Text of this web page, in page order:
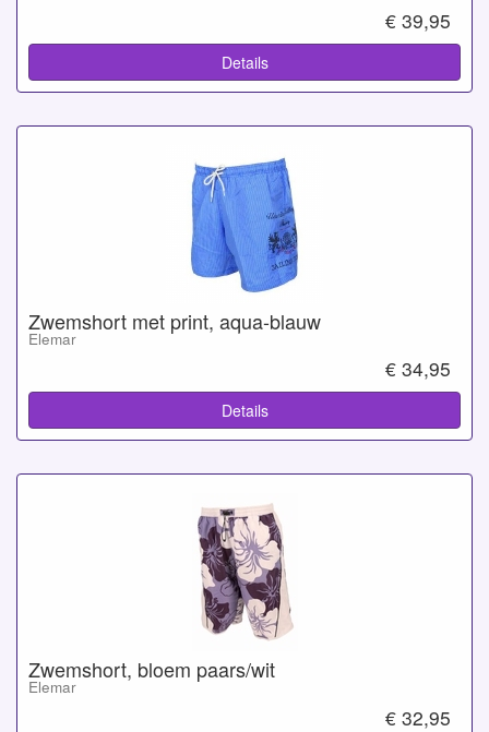
€ 39,95
Details
Zwemshort met print, aqua-blauw
Elemar
€ 34,95
Details
Zwemshort, bloem paars/wit
Elemar
€ 32,95